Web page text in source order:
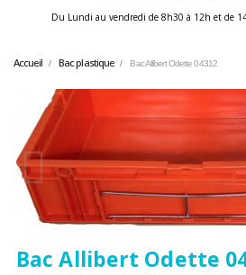
Du Lundi au vendredi de 8h30 à 12h et de
Accueil Bac plastique Bac Allibert Odette 04312
Bac Allibert Odette